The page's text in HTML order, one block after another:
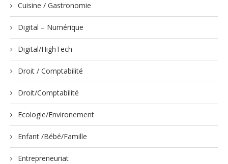
Cuisine / Gastronomie
Digital – Numérique
Digital/HighTech
Droit / Comptabilité
Droit/Comptabilité
Ecologie/Environement
Enfant /Bébé/Famille
Entrepreneuriat